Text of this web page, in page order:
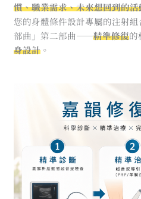
慣、職業需求、未來想回到的
您的身體條件設計專屬的注射
部曲」第二部曲——精準修復的
身設計。